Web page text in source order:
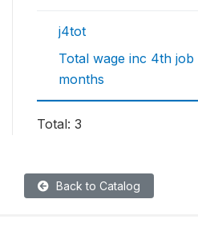
j4tot
Total wage inc 4th job
months
Total: 3
Back to Catalog